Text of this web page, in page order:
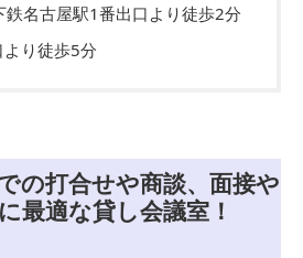
鉄名古屋駅1番出口より徒歩2分
より徒歩5分
の打合せや商談、面接や
最適な貸し会議室！